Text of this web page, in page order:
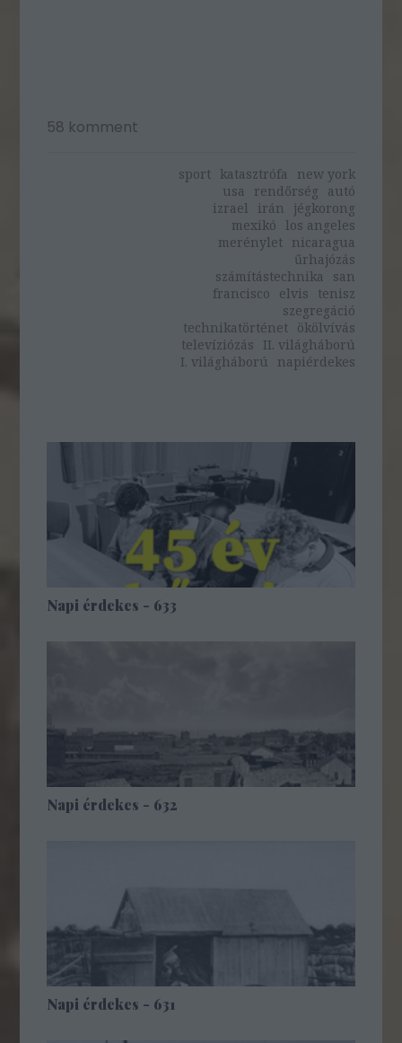
58 komment
sport katasztrófa
new york
usa
rendőrség
autó
izrael
irán
jégkorong
mexikó
los angeles
merénylet
nicaragua
űrhajózás
számítástechnika
san
francisco
elvis
tenisz
szegregáció
technikatörténet
ökölvívás
televíziózás
II. világháború
I. világháború
napiérdekes
Napi érdekes - 633
Napi érdekes - 632
Napi érdekes - 631